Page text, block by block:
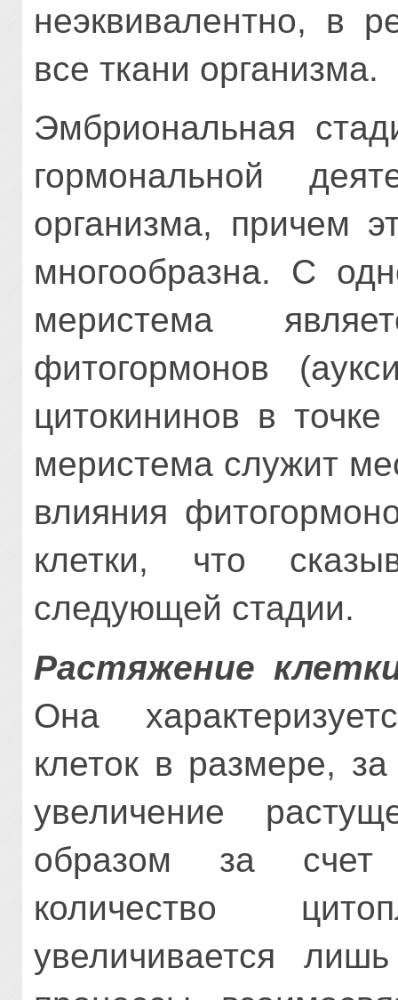
неэквивалентно, в
все ткани организма.
Эмбриональная
гормональной
организма, причем
многообразна. С
меристема
фитогормонов
цитокининов в
меристема служит
влияния
клетки, что
следующей стадии.
Растяжение
Она
клеток в размере,
увеличение
образом за счет
количество
увеличивается